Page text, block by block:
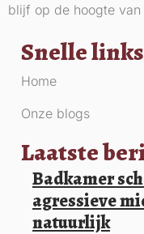
blijf op de hoogte
Snelle links
Home
Onze blogs
Laatste
Badkamer
agressieve
natuurlijk